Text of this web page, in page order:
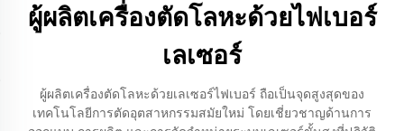
ผู้ผลิตเครื่องตัดโลหะด้วยไฟเบอร์
เลเซอร์
ผู้ผลิตเครื่องตัดโลหะด้วยเลเซอร์ไฟเบอร์ ถือเป็นจุดสูงสุดของ
เทคโนโลยีการตัดอุตสาหกรรมสมัยใหม่ โดยเชี่ยวชาญด้านการ